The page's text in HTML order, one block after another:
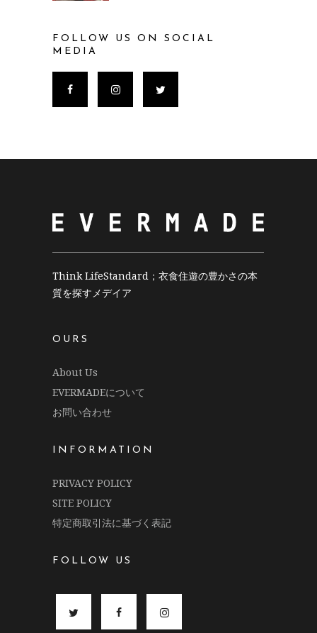
FOLLOW US ON SOCIAL
MEDIA
Think LifeStandard；衣食住遊の豊かさの本
質を探すメデイア
OURS
About Us
EVERMADEについて
お問い合わせ
INFORMATION
PRIVACY POLICY
SITE POLICY
特定商取引法に基づく表記
FOLLOW US